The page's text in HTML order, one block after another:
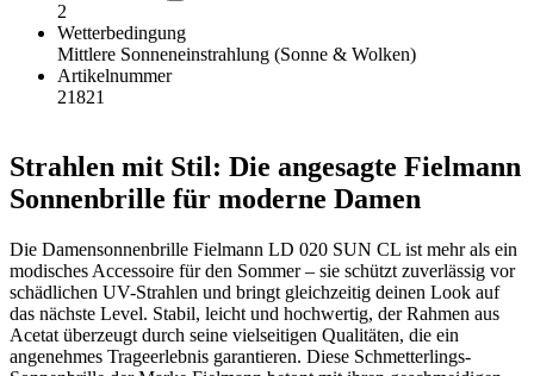
2
Wetterbedingung
Mittlere Sonneneinstrahlung (Sonne & Wolken)
Artikelnummer
21821
Strahlen mit Stil: Die angesagte Fielmann
Sonnenbrille für moderne Damen
Die Damensonnenbrille Fielmann LD 020 SUN CL ist mehr als ein
modisches Accessoire für den Sommer – sie schützt zuverlässig vor
schädlichen UV-Strahlen und bringt gleichzeitig deinen Look auf
das nächste Level. Stabil, leicht und hochwertig, der Rahmen aus
Acetat überzeugt durch seine vielseitigen Qualitäten, die ein
angenehmes Trageerlebnis garantieren. Diese Schmetterlings-